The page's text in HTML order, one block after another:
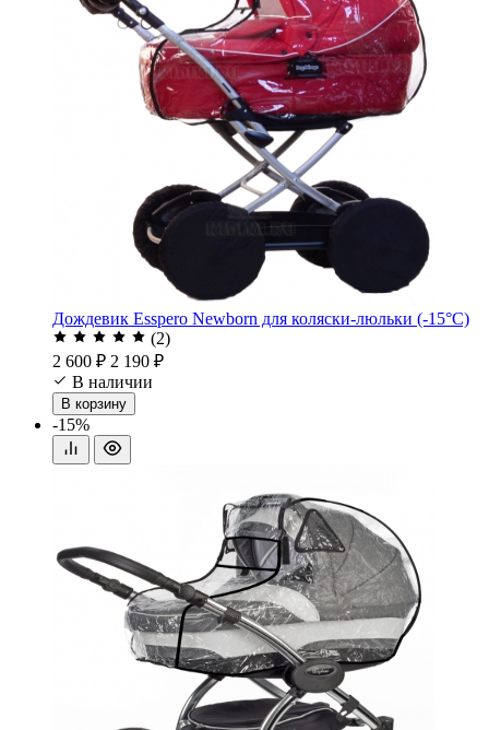
Дождевик Esspero Newborn для коляски-люльки (-15°С)
(2)
2 600 ₽ 2 190 ₽
В наличии
В корзину
-15%